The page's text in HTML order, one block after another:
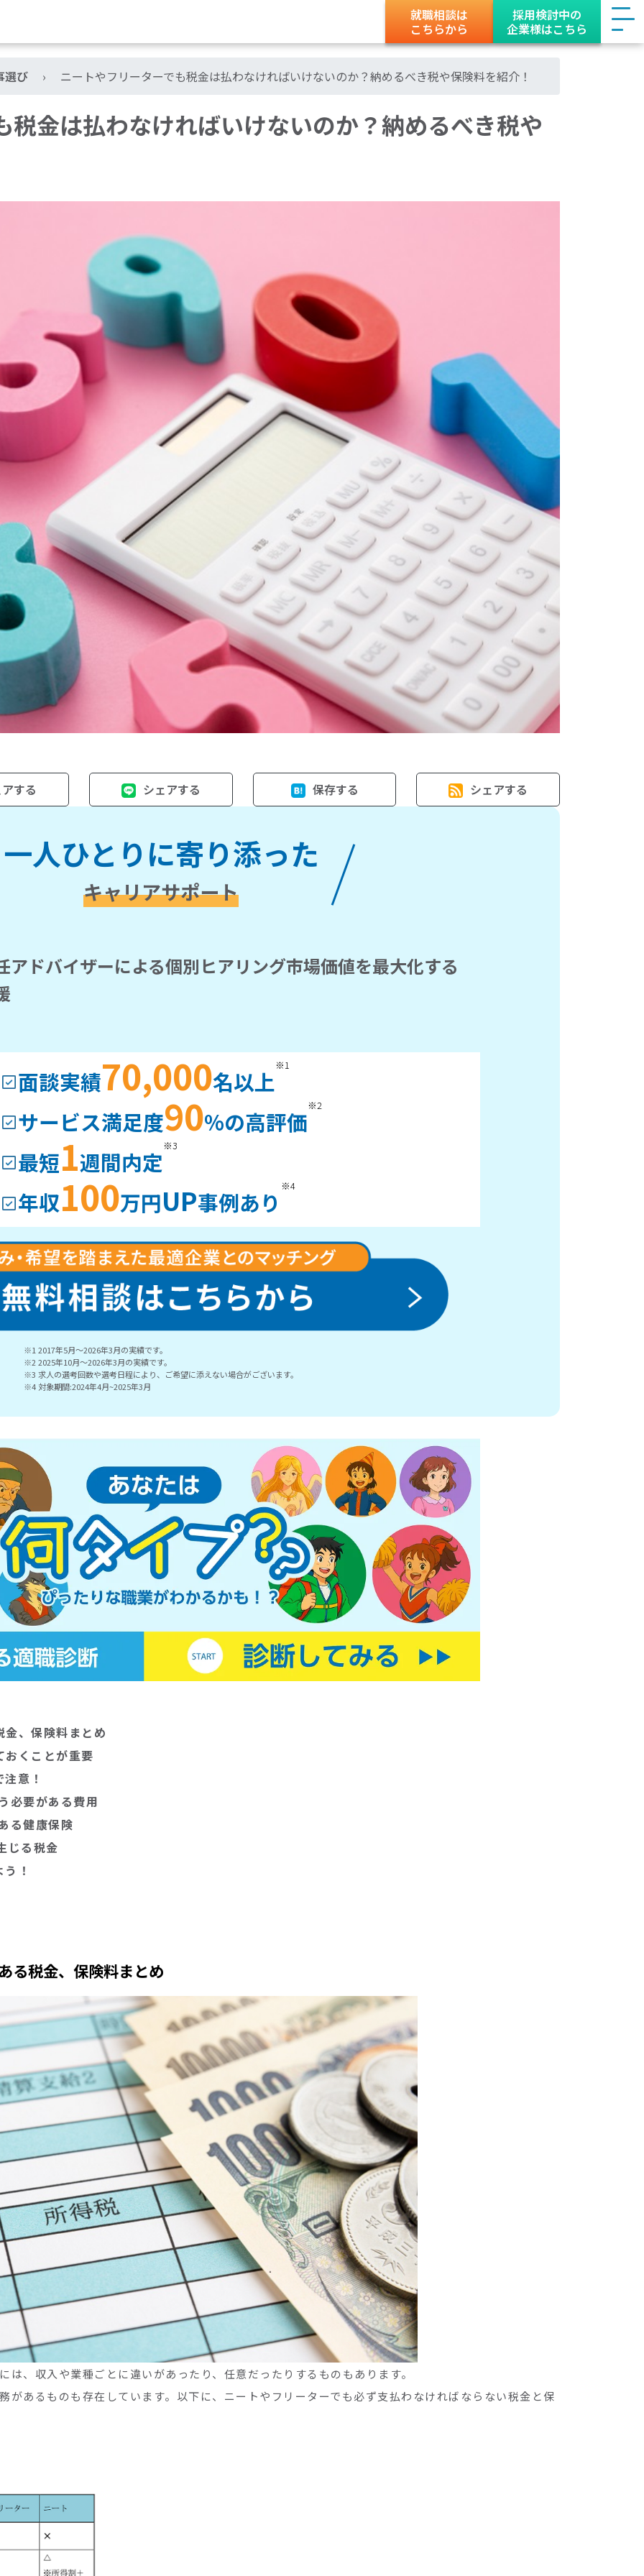
就職相談は
こちらから
採用検討中の
企業様はこちら
選び › ニートやフリーターでも税金は払わなければいけないのか？納めるべき税や保険料を紹介！
税金は払わなければいけないのか？納めるべき税や
する シェアする 保存する シェアする
一人ひとりに寄り添った
キャリアサポート
アドバイザーによる個別ヒアリング市場価値を最大化する
面談実績70,000名以上
※1
サービス満足度90%の高評価
※2
最短1週間内定
※3
年収100万円UP事例あり
※4
※1 2017年5月～2026年3月の実績です。
※2 2025年10月～2026年3月の実績です。
※3 求人の選考回数や選考日程により、ご希望に添えない場合がございます。
※4 対象期間:2024年4月~2025年3月
、保険料まとめ
おくことが重要
意！
必要がある費用
る健康保険
じる税金
！
る税金、保険料まとめ
、収入や業種ごとに違いがあったり、任意だったりするものもあります。
があるものも存在しています。以下に、ニートやフリーターでも必ず支払わなければならない税金と保